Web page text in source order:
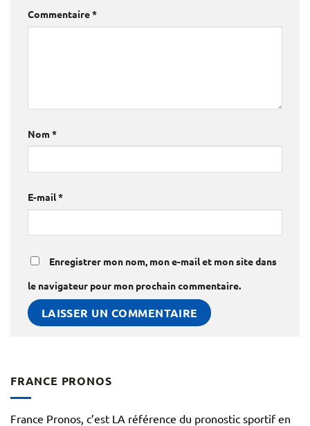
Commentaire*
Nom*
E-mail*
Enregistrer mon nom, mon e-mail et mon site dans
le navigateur pour mon prochain commentaire.
FRANCE PRONOS
France Pronos, c’est LA référence du pronostic sportif en